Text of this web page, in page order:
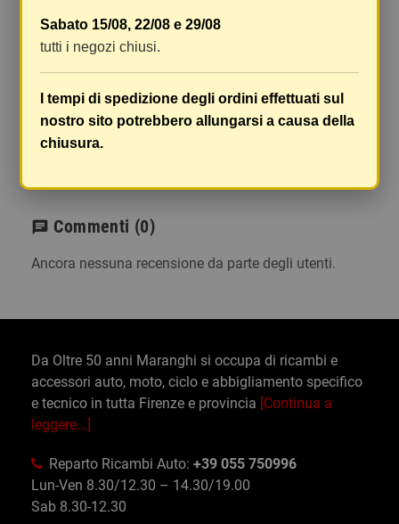
spedizione saranno addebitate per ognuno di
essi. Il vostro pacco sarà inviato a vostro rischio,
ma viene prestata un'attenzione particolare in
caso di oggetti fragili.
Le scatole hanno dimensioni adeguatamente
ampie e i vostri articoli son ben protetti.
chat Commenti (0)
Ancora nessuna recensione da parte degli utenti.
Sabato 15/08, 22/08 e 29/08
tutti i negozi chiusi.
I tempi di spedizione degli ordini effettuati sul
nostro sito potrebbero allungarsi a causa della
chiusura.
Da Oltre 50 anni Maranghi si occupa di ricambi e
accessori auto, moto, ciclo e abbigliamento specifico
e tecnico in tutta Firenze e provincia [Continua a
leggere...]
Reparto Ricambi Auto: +39 055 750996
Lun-Ven 8.30/12.30 – 14.30/19.00
Sab 8.30-12.30